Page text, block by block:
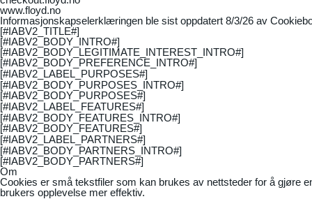
www.floyd.no
Informasjonskapselerklæringen ble sist oppdatert 8/3/26 av
[#IABV2_TITLE#]
[#IABV2_BODY_INTRO#]
[#IABV2_BODY_LEGITIMATE_INTEREST_INTRO#]
[#IABV2_BODY_PREFERENCE_INTRO#]
[#IABV2_LABEL_PURPOSES#]
[#IABV2_BODY_PURPOSES_INTRO#]
[#IABV2_BODY_PURPOSES#]
[#IABV2_LABEL_FEATURES#]
[#IABV2_BODY_FEATURES_INTRO#]
[#IABV2_BODY_FEATURES#]
[#IABV2_LABEL_PARTNERS#]
[#IABV2_BODY_PARTNERS_INTRO#]
[#IABV2_BODY_PARTNERS#]
Om
Cookies er små tekstfiler som kan brukes av nettsteder for å gjøre
brukers opplevelse mer effektiv.